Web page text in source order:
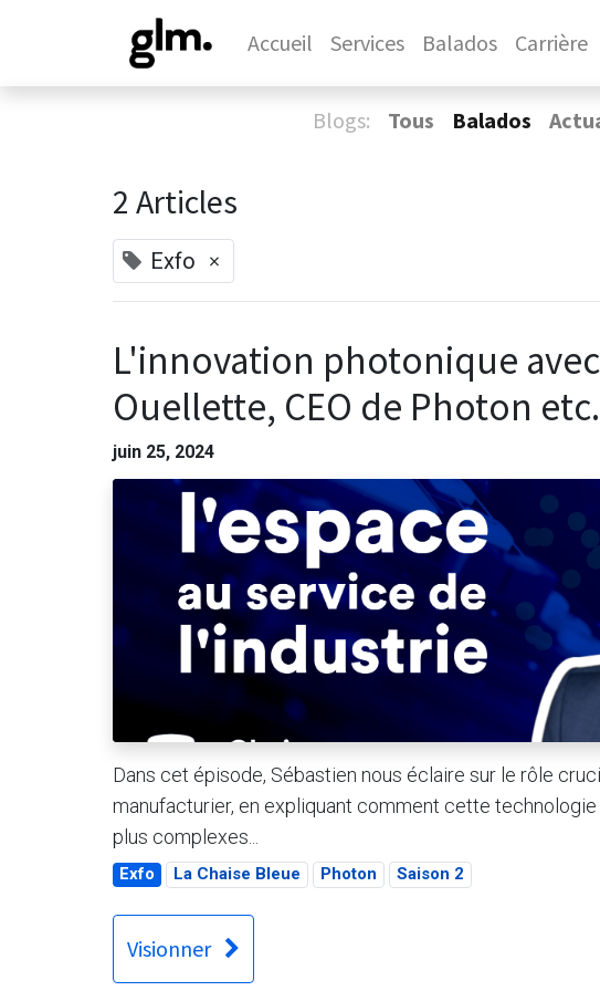
Accueil Services Balados Carrière
Blogs: Tous Balados
2 Articles
Exfo ×
L'innovation photonique
Ouellette, CEO de Photon etc.
juin 25, 2024
Dans cet épisode, Sébastien nous éclaire sur le rôle
manufacturier, en expliquant comment cette
plus complexes...
Exfo La Chaise Bleue Photon Saison 2
Visionner